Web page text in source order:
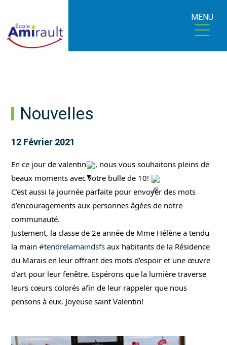
MENU
Nouvelles
12 Février 2021
En ce jour de valentin
, nous vous souhaitons pleins de
beaux moments avec votre bulle de 10!
C’est aussi la journée parfaite pour envoyer des mots
d’encouragements aux personnes âgées de notre
communauté.
Justement, la classe de 2e année de Mme Hélène a tendu
la main #tendrelamaindsfs aux habitants de la Résidence
du Marais en leur offrant des mots d’espoir et une œuvre
d’art pour leur fenêtre. Espérons que la lumière traverse
leurs cœurs colorés afin de leur rappeler que nous
pensons à eux. Joyeuse saint Valentin!